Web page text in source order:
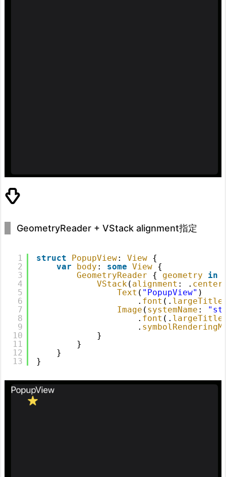
GeometryReader + VStack alignment指定
1
2
3
4
5
6
7
8
9
10
11
12
13
struct PopupView: View {
var
body : some View {
GeometryReader
{ geometry
in
VStack( alignment : . center
Text ( "PopupView" )
. font (. largeTitle
Image ( systemName :
. font (. largeTitle
.
}
}
}
}